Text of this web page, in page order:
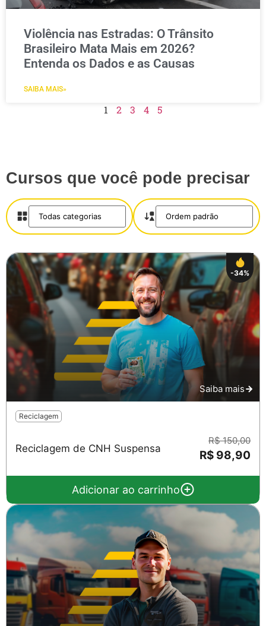
Salvar
Violência nas Estradas: O Trânsito
Brasileiro Mata Mais em 2026?
Entenda os Dados e as Causas
SAIBA MAIS»
1 2 3 4 5
Cursos que você pode precisar
-34%
Saiba mais
Reciclagem
Reciclagem de CNH Suspensa
R$ 150,00
R$ 98,90
Adicionar ao carrinho